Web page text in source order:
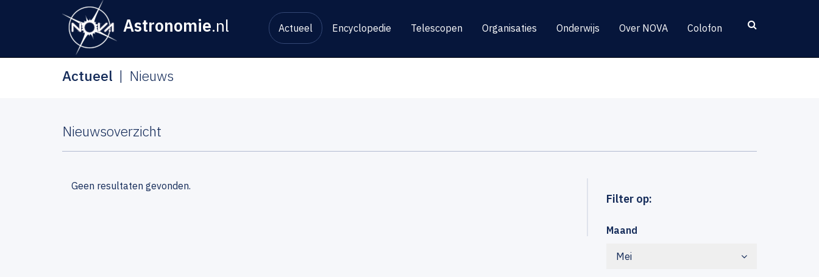
Astronomie.nl Actueel Encyclopedie Telescopen Organisaties Onderwijs Over NOVA Colofon
Actueel Nieuws
Nieuwsoverzicht
Filter op:
Maand
Mei
Geen resultaten gevonden.